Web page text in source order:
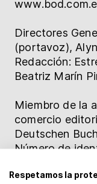
Directores
(portavoz),
Redacción:
Beatriz Marín
Miembro de la
comercio
Deutschen
Número de
Miembro de la
Número de
Respetamos la